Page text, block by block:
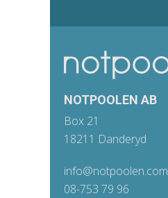
NOTPOOLEN AB
Box 21
18211 Danderyd
info@notpoolen.com
08-753 79 96